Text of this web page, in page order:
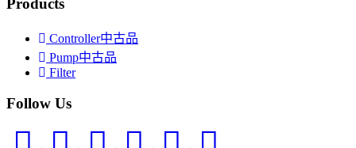
Products
Controller中古品
Pump中古品
Filter
Follow Us